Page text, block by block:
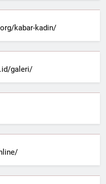
kabar-kadin/
galeri/